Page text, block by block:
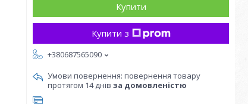
Купити
Купити з
+380687565090
повернення товару
протягом 14 днів за домовленістю